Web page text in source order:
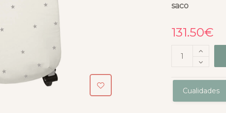
saco
131.50€
Cualidades